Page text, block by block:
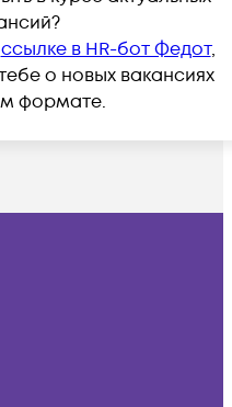
ссылке в HR-бот Федот,
о новых вакансиях
формате.